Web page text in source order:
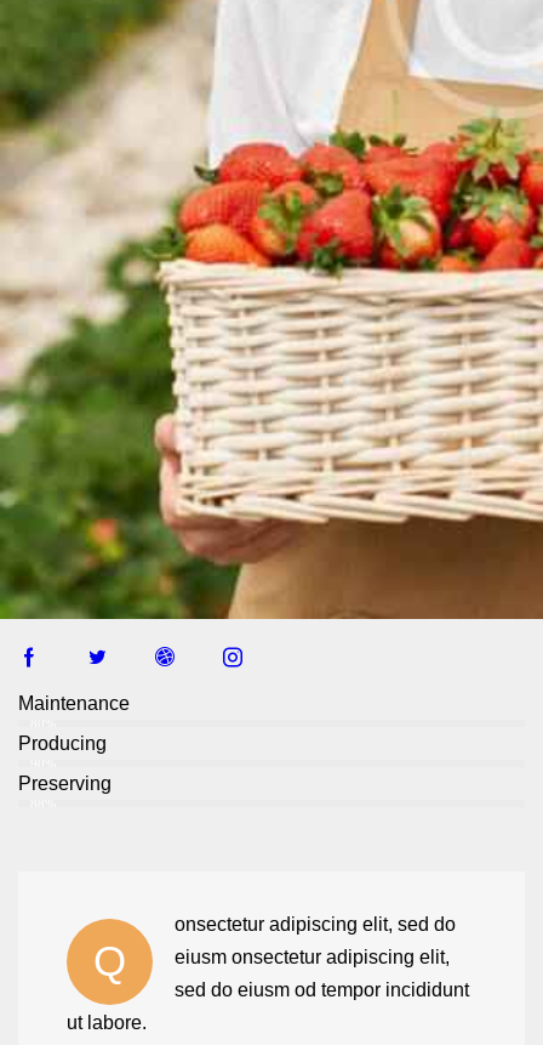
Maintenance
Producing
Preserving
Q
onsectetur adipiscing elit, sed do
eiusm onsectetur adipiscing elit,
sed do eiusm od tempor incididunt
ut labore.